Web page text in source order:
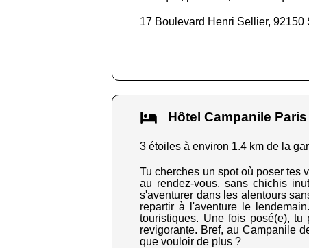
17 Boulevard Henri Sellier, 92150
Hôtel Campanile
3 étoiles à environ 1.4 km de la
Tu cherches un spot où poser tes
au rendez-vous, sans chichis
s'aventurer dans les alentours
repartir à l'aventure le
touristiques. Une fois posé(e),
revigorante. Bref, au Campanile
que vouloir de plus ?